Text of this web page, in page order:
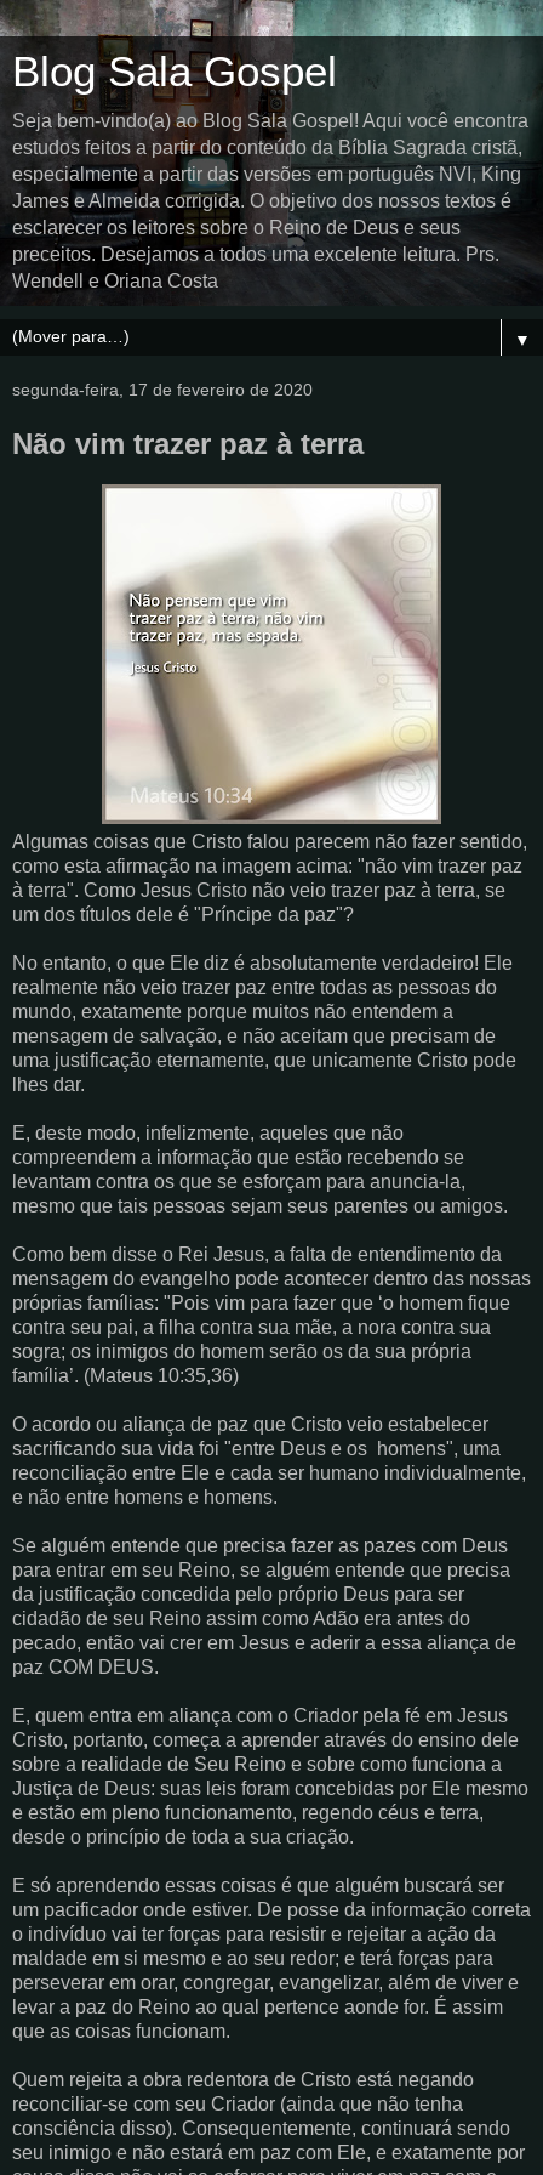
Blog Sala Gospel
Seja bem-vindo(a) ao Blog Sala Gospel! Aqui você encontra
estudos feitos a partir do conteúdo da Bíblia Sagrada cristã,
especialmente a partir das versões em português NVI, King
James e Almeida corrigida. O objetivo dos nossos textos é
esclarecer os leitores sobre o Reino de Deus e seus
preceitos. Desejamos a todos uma excelente leitura. Prs.
Wendell e Oriana Costa
▼
segunda-feira, 17 de fevereiro de 2020
Não vim trazer paz à terra
Algumas coisas que Cristo falou parecem não fazer sentido,
como esta afirmação na imagem acima: "não vim trazer paz
à terra". Como Jesus Cristo não veio trazer paz à terra, se
um dos títulos dele é "Príncipe da paz"?
No entanto, o que Ele diz é absolutamente verdadeiro! Ele
realmente não veio trazer paz entre todas as pessoas do
mundo, exatamente porque muitos não entendem a
mensagem de salvação, e não aceitam que precisam de
uma justificação eternamente, que unicamente Cristo pode
lhes dar.
E, deste modo, infelizmente, aqueles que não
compreendem a informação que estão recebendo se
levantam contra os que se esforçam para anuncia-la,
mesmo que tais pessoas sejam seus parentes ou amigos.
Como bem disse o Rei Jesus, a falta de entendimento da
mensagem do evangelho pode acontecer dentro das nossas
próprias famílias: "Pois vim para fazer que ‘o homem fique
contra seu pai, a filha contra sua mãe, a nora contra sua
sogra; os inimigos do homem serão os da sua própria
família’. (Mateus 10:35,36)
O acordo ou aliança de paz que Cristo veio estabelecer
sacrificando sua vida foi "entre Deus e os homens", uma
reconciliação entre Ele e cada ser humano individualmente,
e não entre homens e homens.
Se alguém entende que precisa fazer as pazes com Deus
para entrar em seu Reino, se alguém entende que precisa
da justificação concedida pelo próprio Deus para ser
cidadão de seu Reino assim como Adão era antes do
pecado, então vai crer em Jesus e aderir a essa aliança de
paz COM DEUS.
E, quem entra em aliança com o Criador pela fé em Jesus
Cristo, portanto, começa a aprender através do ensino dele
sobre a realidade de Seu Reino e sobre como funciona a
Justiça de Deus: suas leis foram concebidas por Ele mesmo
e estão em pleno funcionamento, regendo céus e terra,
desde o princípio de toda a sua criação.
E só aprendendo essas coisas é que alguém buscará ser
um pacificador onde estiver. De posse da informação correta
o indivíduo vai ter forças para resistir e rejeitar a ação da
maldade em si mesmo e ao seu redor; e terá forças para
perseverar em orar, congregar, evangelizar, além de viver e
levar a paz do Reino ao qual pertence aonde for. É assim
que as coisas funcionam.
Quem rejeita a obra redentora de Cristo está negando
reconciliar-se com seu Criador (ainda que não tenha
consciência disso). Consequentemente, continuará sendo
seu inimigo e não estará em paz com Ele, e exatamente por